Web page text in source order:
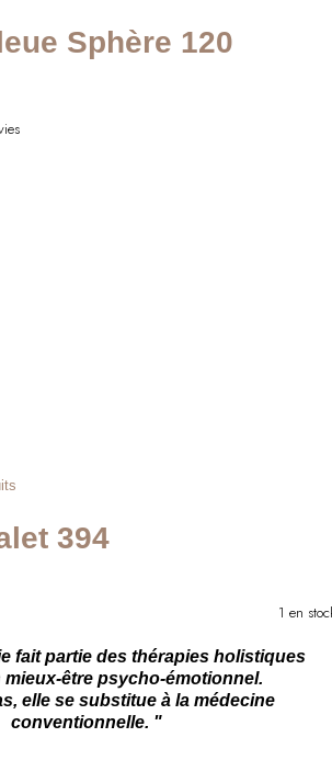
Sphère 120
394
1 en
fait partie des thérapies holistiques
mieux-être psycho-émotionnel.
elle se substitue à la médecine
conventionnelle. "